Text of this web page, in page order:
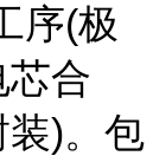
序(极
芯合
装)。包